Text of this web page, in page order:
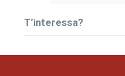
T’interessa?